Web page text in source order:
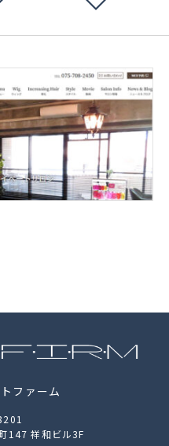
ファーム
147 祥和ビル3F